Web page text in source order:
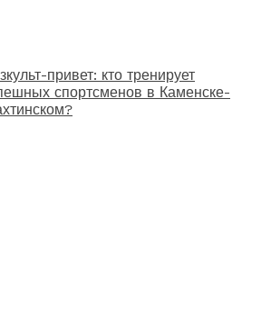
привет: кто тренирует
спортсменов в Каменске-